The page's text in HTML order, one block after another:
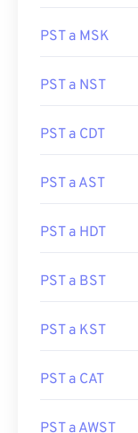
PST a MSK
PST a NST
PST a CDT
PST a AST
PST a HDT
PST a BST
PST a KST
PST a CAT
PST a AWST